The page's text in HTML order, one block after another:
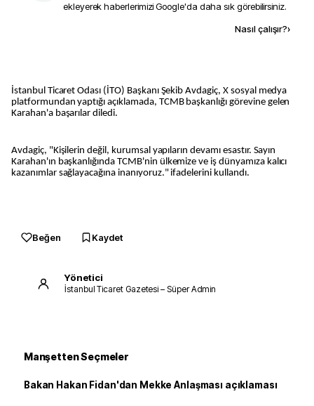
ekleyerek haberlerimizi Google'da daha sık görebilirsiniz.
Nasıl çalışır?›
İstanbul Ticaret Odası (İTO) Başkanı Şekib Avdagiç, X sosyal medya
platformundan yaptığı açıklamada, TCMB başkanlığı görevine gelen
Karahan'a başarılar diledi.
Avdagiç, "Kişilerin değil, kurumsal yapıların devamı esastır. Sayın
Karahan'ın başkanlığında TCMB'nin ülkemize ve iş dünyamıza kalıcı
kazanımlar sağlayacağına inanıyoruz." ifadelerini kullandı.
Beğen Kaydet
Yönetici
İstanbul Ticaret Gazetesi – Süper Admin
Manşetten Seçmeler
Bakan Hakan Fidan'dan Mekke Anlaşması açıklaması